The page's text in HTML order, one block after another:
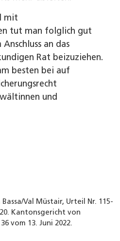
mit
tut man folglich gut
an das
Rat beizuziehen.
besten bei auf
und
Val Müstair, Urteil Nr. 115-
Kantonsgericht von
vom 13. Juni 2022.